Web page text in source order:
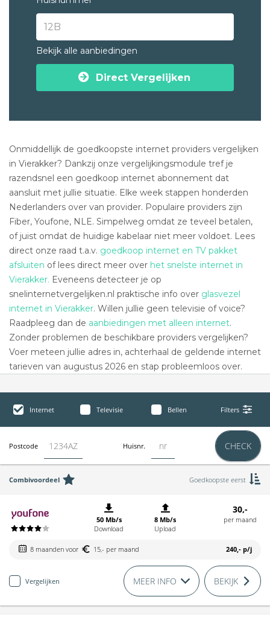
Bekijk alle aanbiedingen
Direct Vergelijken
Onmiddellijk de goedkoopste internet providers vergelijken
in Vierakker? Dankzij onze vergelijkingsmodule tref je
razendsnel een goedkoop internet abonnement dat
aansluit met jullie situatie. Elke week stappen honderden
Nederlanders over van provider. Populaire providers zijn
Fiber, Youfone, NLE. Simpelweg omdat ze teveel betalen,
of juist omdat de huidige kabelaar niet meer voldoet. Lees
direct onze raad t.a.v. goedkoop internet en TV pakket
afsluiten of lees direct meer over het snelste internet in
Vierakker. Eveneens detecteer je op
snelinternetvergelijken.nl praktische info over glasvezel
internet in Vierakker. Willen jullie geen televisie of voice?
Raadpleeg dan de aanbiedingen met alleen internet.
Zonder problemen de beschikbare providers vergelijken?
Voer meteen jullie adres in, achterhaal de geldende internet
tarieven van augustus 2026 en stap probleemloos over.
Internet Televisie Bellen Filters
Postcode Huisnr. CHECK
Combivoordeel Goedkoopste eerst
50 Mb/s
Download
8 Mb/s
Upload
30,-
per maand
8 maanden voor 15,- per maand 240,- p/j
Vergelijken MEER INFO BEKIJK